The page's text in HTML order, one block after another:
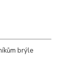
brýle